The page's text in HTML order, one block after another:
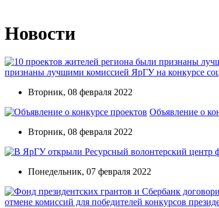
Новости
признаны лучшими комиссией ЯрГУ на конкурсе
Вторник, 08 февраля 2022
Объявление о
Вторник, 08 февраля 2022
Понедельник, 07 февраля 2022
отмене комиссий для победителей конкурсов